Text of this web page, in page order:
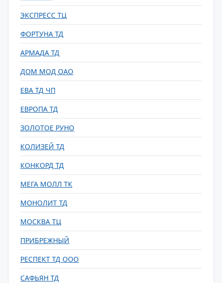
ЭКСПРЕСС ТЦ
ФОРТУНА ТД
АРМАДА ТД
ДОМ МОД ОАО
ЕВА ТД ЧП
ЕВРОПА ТД
ЗОЛОТОЕ РУНО
КОЛИЗЕЙ ТД
КОНКОРД ТД
МЕГА МОЛЛ ТК
МОНОЛИТ ТД
МОСКВА ТЦ
ПРИБРЕЖНЫЙ
РЕСПЕКТ ТД ООО
САФЬЯН ТД